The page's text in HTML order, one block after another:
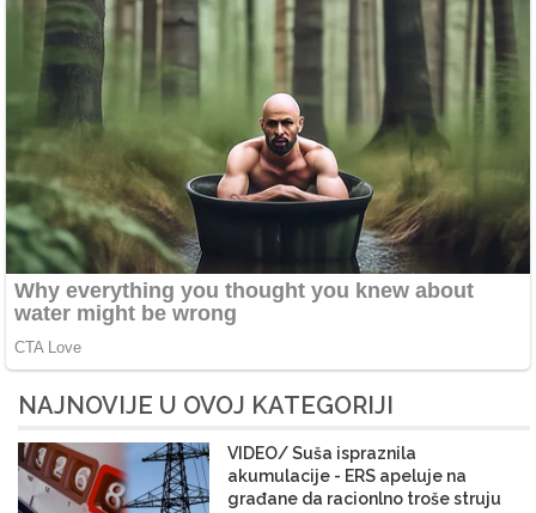
NAJNOVIJE U OVOJ KATEGORIJI
VIDEO/ Suša ispraznila
akumulacije - ERS apeluje na
građane da racionlno troše struju